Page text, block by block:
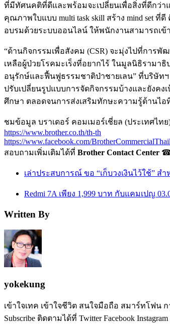
ที่มีทัศนคติที่ดีและพร้อมจะเปลี่ยนเพื่อสิ่งที่ดีกว่า
คุณภาพใบแบบ multi task skill สร้าง mind set
อบรมด้วยระบบออนไลน์ ให้พนักงานสามารถเ
“ด้านกิจกรรมเพื่อสังคม (CSR) จะมุ่งไปที่การพั
เหลือผู้ป่วยโรคมะเร็งที่อยากไร้ ในมูลนิธิรามา
อนุรักษ์และฟื้นฟูธรรมชาติป่าชายเลน” ที่บริษัทฯ
ปรับเปลี่ยนรูปแบบการจัดกิจกรรมบ้างและยังค
ศึกษา ตลอดจนการส่งเสริมทักษะความรู้ด้านไ
ชมข้อมูล บราเดอร์ คอมเมอร์เชี่ยล (ประเทศไทย
https://www.brother.co.th/th-th
https://www.facebook.com/
สอบถามเพิ่มเติมได้ที่ Brother Contact Center ☎
เล่าประสบการณ์ ขอ “เก็บวงเงินไว้ใช้” ส
Redmi 7A เพียง 1,999 บาท กับแคมเปญ
Written By
yokekung
เข้าใจเทค เข้าใจชีวิต สนใจมือถือ สมาร์ทโฟน กา
Subscribe ติดตามได้ที่ Twitter Facebook